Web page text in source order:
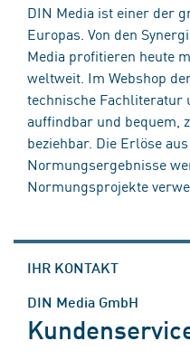
DIN Media ist einer der
Europas. Von den
Media profitieren heute
weltweit. Im Webshop
technische Fachliteratur
auffindbar und bequem,
beziehbar. Die Erlöse
Normungsergebnisse
Normungsprojekte
IHR KONTAKT
DIN Media GmbH